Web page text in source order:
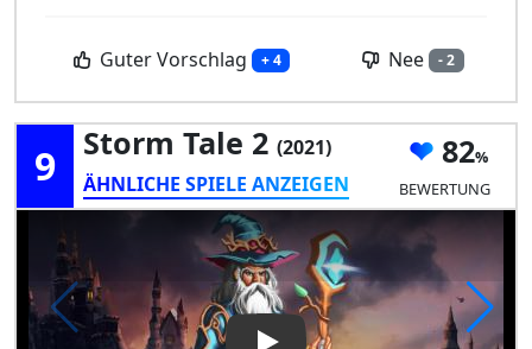
Guter Vorschlag + 4 Nee - 2
9 Storm Tale 2 (2021)
ÄHNLICHE SPIELE ANZEIGEN
82
BEWERTUNG